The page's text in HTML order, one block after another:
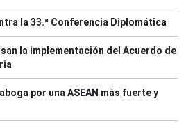
la 33.ª Conferencia Diplomática
la implementación del Acuerdo de
por una ASEAN más fuerte y